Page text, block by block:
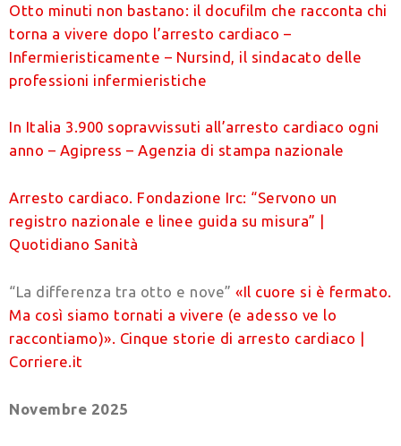
Otto minuti non bastano: il docufilm che racconta chi
torna a vivere dopo l’arresto cardiaco –
Infermieristicamente – Nursind, il sindacato delle
professioni infermieristiche
In Italia 3.900 sopravvissuti all’arresto cardiaco ogni
anno – Agipress – Agenzia di stampa nazionale
Arresto cardiaco. Fondazione Irc: “Servono un
registro nazionale e linee guida su misura” |
Quotidiano Sanità
“La differenza tra otto e nove” «Il cuore si è fermato.
Ma così siamo tornati a vivere (e adesso ve lo
raccontiamo)». Cinque storie di arresto cardiaco |
Corriere.it
Novembre 2025